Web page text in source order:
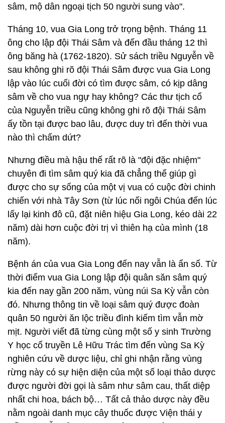
sâm, mộ dân ngoại tịch 50 người sung vào".
Tháng 10, vua Gia Long trở trọng bệnh. Tháng 11
ông cho lập đội Thái Sâm và đến đầu tháng 12 thì
ông băng hà (1762-1820). Sử sách triều Nguyễn về
sau không ghi rõ đội Thái Sâm được vua Gia Long
lập vào lúc cuối đời có tìm được sâm, có kịp dâng
sâm về cho vua ngự hay không? Các thư tịch cổ
của Nguyễn triều cũng không ghi rõ đội Thái Sâm
ấy tồn tại được bao lâu, được duy trì đến thời vua
nào thì chấm dứt?
Nhưng điều mà hậu thế rất rõ là "đội đặc nhiệm"
chuyên đi tìm sâm quý kia đã chẳng thể giúp gì
được cho sự sống của một vị vua có cuộc đời chinh
chiến với nhà Tây Sơn (từ lúc nối ngôi Chúa đến lúc
lấy lại kinh đô cũ, đặt niên hiệu Gia Long, kéo dài 22
năm) dài hơn cuộc đời trị vì thiên hạ của mình (18
năm).
Bệnh án của vua Gia Long đến nay vẫn là ẩn số. Từ
thời điểm vua Gia Long lập đội quân săn sâm quý
kia đến nay gần 200 năm, vùng núi Sa Kỳ vẫn còn
đó. Nhưng thông tin về loại sâm quý được đoàn
quân 50 người ăn lộc triều đình kiếm tìm vẫn mờ
mịt. Người viết đã từng cùng một số y sinh Trường
Y học cổ truyền Lê Hữu Trác tìm đến vùng Sa Kỳ
nghiên cứu về dược liệu, chỉ ghi nhận rằng vùng
rừng này có sự hiện diện của một số loại thảo dược
được người đời gọi là sâm như sâm cau, thất diệp
nhất chi hoa, bách bộ… Tất cả thảo dược này đều
nằm ngoài danh mục cây thuốc được Viện thái y